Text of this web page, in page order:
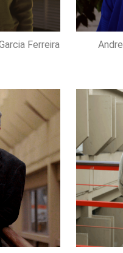
Ferreira